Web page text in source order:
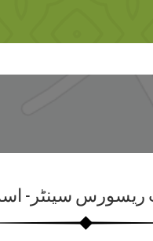
ریسورس سینٹر-